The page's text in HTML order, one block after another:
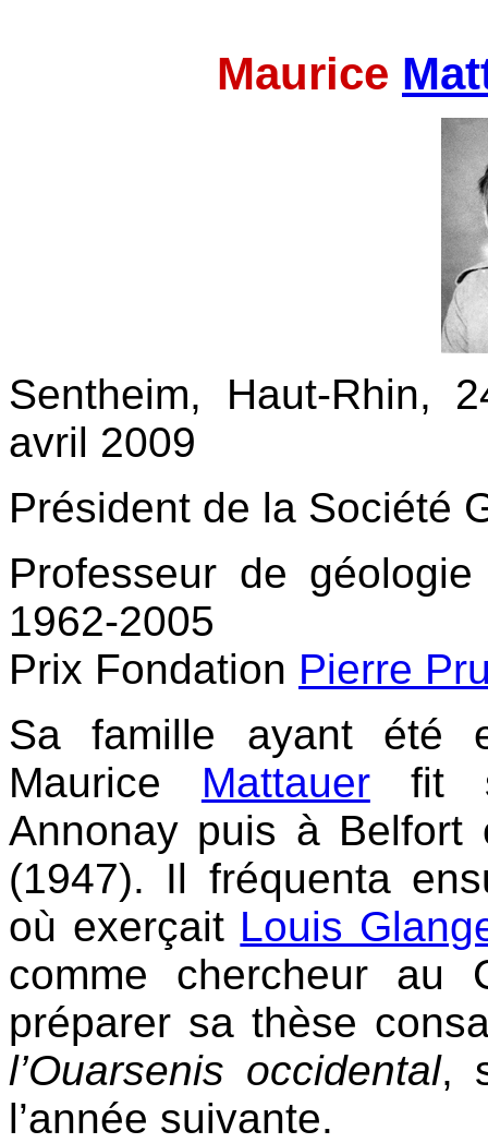
Maurice
Sentheim, Haut-Rhin,
avril 2009
Président de la Société
Professeur de
1962-2005
Prix Fondation Pierre
Sa famille ayant été
Maurice Mattauerfit
Annonay puis à Belfort
(1947). Il fréquenta
où exerçait Louis
comme chercheur
préparer sa thèse
l’Ouarsenis occidental,
l’année suivante.